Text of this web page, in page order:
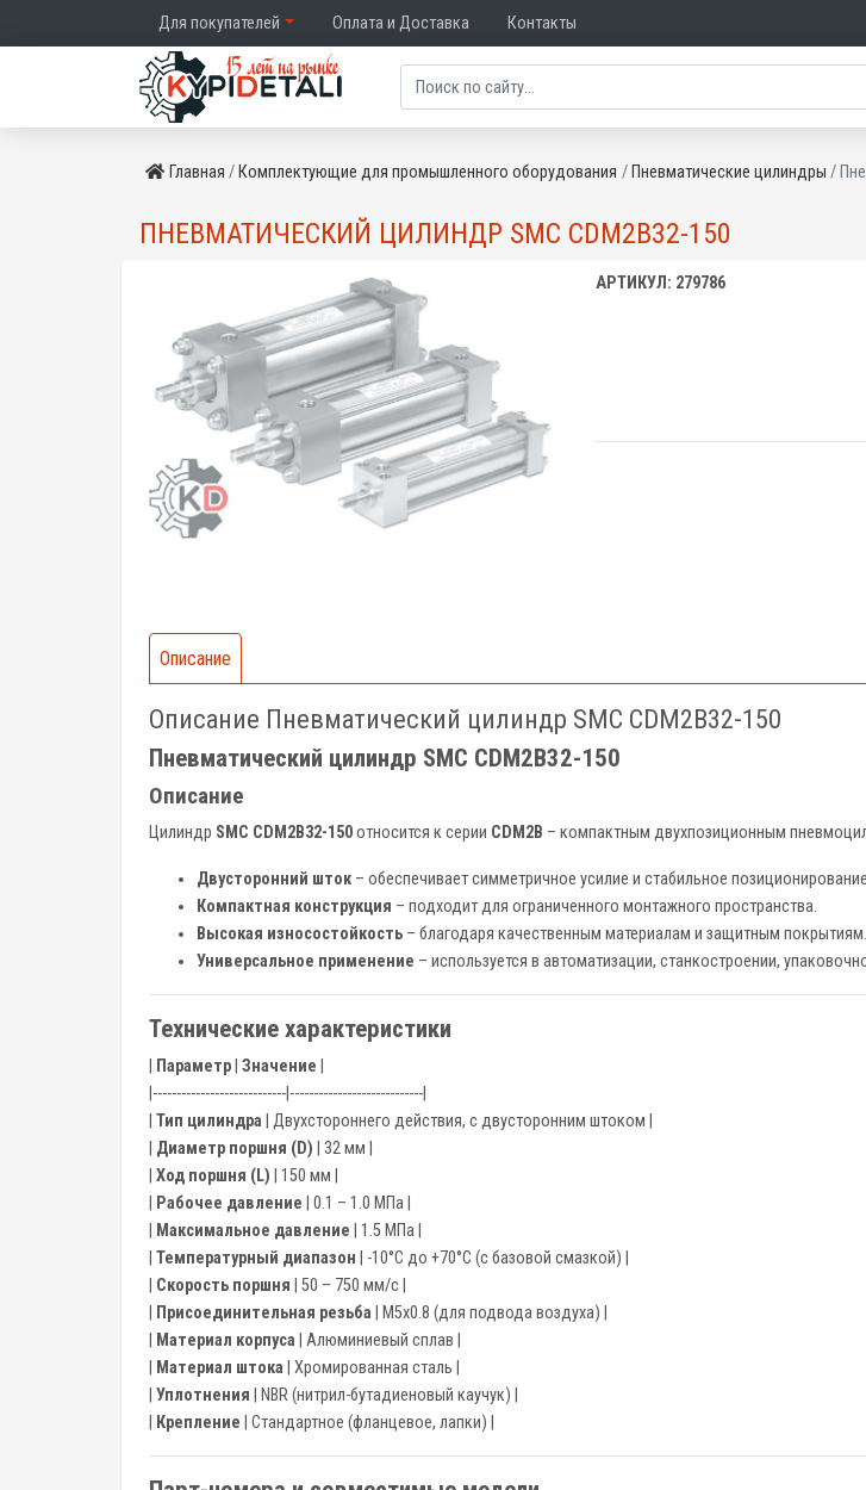
Для покупателей Оплата и Доставка Контакты
Главная Комплектующие для промышленного оборудования Пневматические цилиндры
ПНЕВМАТИЧЕСКИЙ ЦИЛИНДР SMC CDM2B32-150
АРТИКУЛ: 279786
Описание
Описание Пневматический цилиндр SMC CDM2B32-150
Пневматический цилиндр SMC CDM2B32-150
Описание
Цилиндр SMC CDM2B32-150относится к серии CDM2B – компактным двухпозиционным
Двусторонний шток – обеспечивает симметричное усилие и стабильное
Компактная конструкция – подходит для ограниченного монтажного пространства.
Высокая износостойкость – благодаря качественным материалам и защитным покрытиям.
Универсальное применение – используется в автоматизации, станкостроении,
Технические характеристики
Параметр Значение
|----------------------------|----------------------------|
Тип цилиндра | Двухстороннего действия, с двусторонним штоком |
Диаметр поршня (D) | 32 мм |
Ход поршня (L) | 150 мм |
Рабочее давление | 0.1 – 1.0 МПа |
Максимальное давление | 1.5 МПа |
Температурный диапазон | -10°C до +70°C (с базовой смазкой) |
Скорость поршня | 50 – 750 мм/с |
Присоединительная резьба | М5х0.8 (для подвода воздуха) |
Материал корпуса | Алюминиевый сплав |
Материал штока | Хромированная сталь |
Уплотнения | NBR (нитрил-бутадиеновый каучук) |
Крепление | Стандартное (фланцевое, лапки) |